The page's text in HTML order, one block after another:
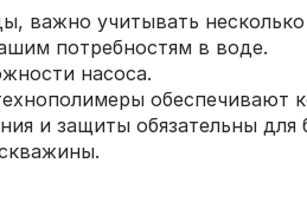
важно учитывать
потребностям в воде.
насоса.
обеспечивают
и защиты обязательны для